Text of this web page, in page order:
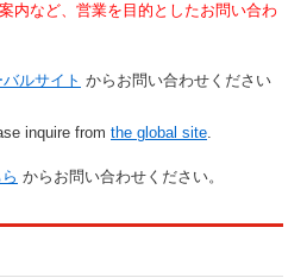
内など、営業を目的としたお問い合わ
ルサイト からお問い合わせください
inquire from the global site.
からお問い合わせください。